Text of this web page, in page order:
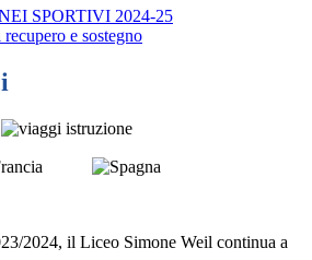
SPORTIVI 2024-25
e sostegno
2024, il Liceo Simone Weil continua a